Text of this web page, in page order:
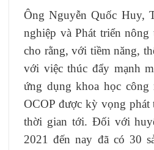
Ông Nguyễn Quốc Huy,
nghiệp và Phát triển
cho rằng, với tiềm năng,
với việc thúc đẩy mạnh
ứng dụng khoa học công
OCOP được kỳ vọng phát
thời gian tới. Đối với
2021 đến nay đã có 30